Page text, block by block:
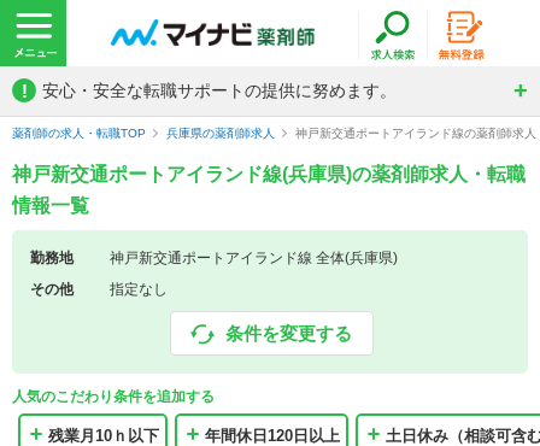
! 安心・安全な転職サポートの提供に努めます。
薬剤師の求人・転職TOP 兵庫県の薬剤師求人 神戸新交通ポートアイランド線の薬剤師求
神戸新交通ポートアイランド線(兵庫県)の薬剤師求人・転職
情報一覧
勤務地
神戸新交通ポートアイランド線 全体(兵庫県)
その他
指定なし
条件を変更する
人気のこだわり条件を追加する
残業月10ｈ以下 年間休日120日以上 土日休み（相談可含